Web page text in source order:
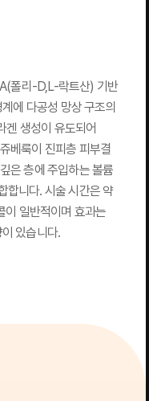
폴리-D,L-락트산) 기반
에 다공성 망상 구조의
겐 생성이 유도되어
베룩이 진피층 피부결
은 층에 주입하는 볼륨
합니다. 시술 시간은 약
일반적이며 효과는
있습니다.